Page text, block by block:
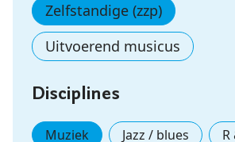
Zelfstandige (zzp)
Uitvoerend musicus
Disciplines
Muziek Jazz / blues R